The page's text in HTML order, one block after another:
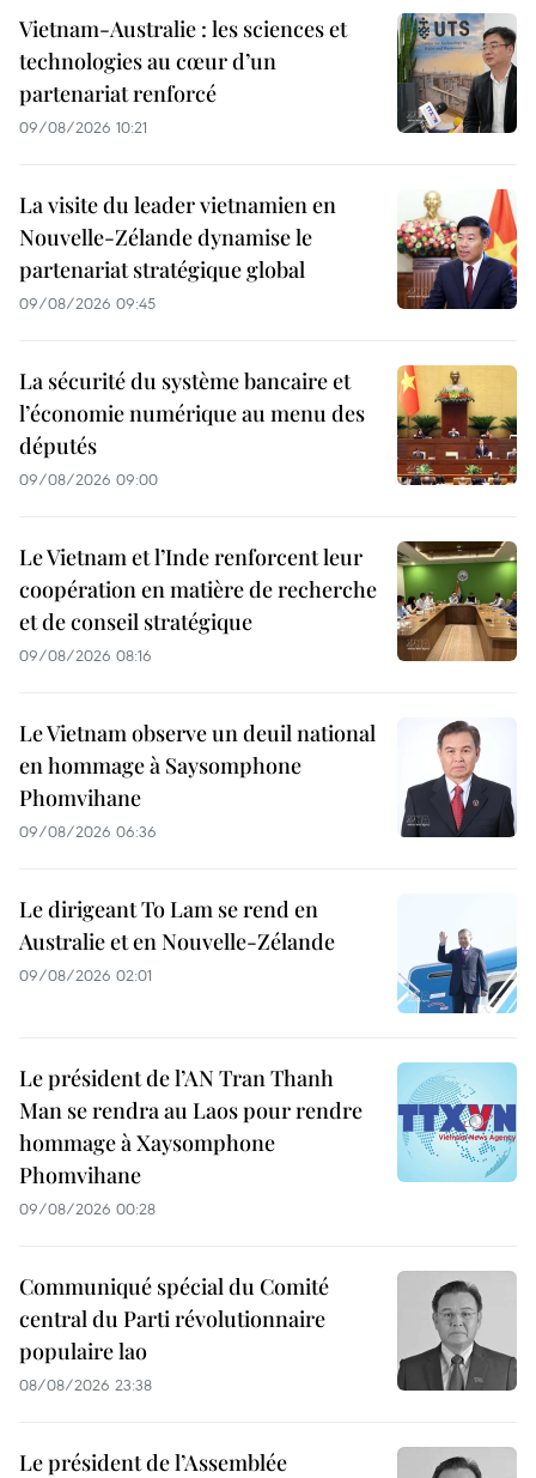
Vietnam-Australie : les sciences et
technologies au cœur d’un
partenariat renforcé
09/08/2026 10:21
La visite du leader vietnamien en
Nouvelle-Zélande dynamise le
partenariat stratégique global
09/08/2026 09:45
La sécurité du système bancaire et
l’économie numérique au menu des
députés
09/08/2026 09:00
Le Vietnam et l’Inde renforcent leur
coopération en matière de recherche
et de conseil stratégique
09/08/2026 08:16
Le Vietnam observe un deuil national
en hommage à Saysomphone
Phomvihane
09/08/2026 06:36
Le dirigeant To Lam se rend en
Australie et en Nouvelle-Zélande
09/08/2026 02:01
Le président de l’AN Tran Thanh
Man se rendra au Laos pour rendre
hommage à Xaysomphone
Phomvihane
09/08/2026 00:28
Communiqué spécial du Comité
central du Parti révolutionnaire
populaire lao
08/08/2026 23:38
Le président de l’Assemblée